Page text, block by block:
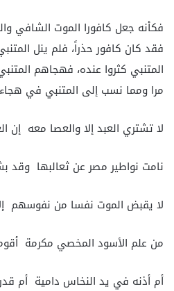
فكأنه جعل كافورا الموت الشافي
فقد كان كافور حذراً، فلم ينل
المتنبي كثروا عنده، فهجاهم
مرا ومما نسب إلى المتنبي في
لا تشتري العبد إلا والعصا معه إن
نامت نواطير مصر عن ثعالبها وقد
لا يقبض الموت نفسا من نفوسهم
من علم الأسود المخصي مكرمة
أم أذنه في يد النخاس دامية أم